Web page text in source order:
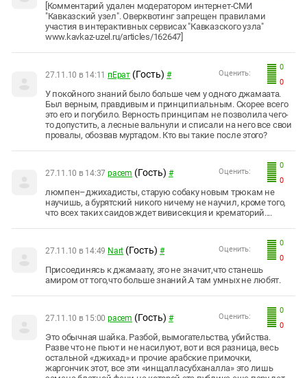
[Комментарий удален модератором интернет-СМИ
"Кавказский узел". Оверквотинг запрещен правилами
участия в интерактивных сервисах "Кавказского узла"
www.kavkaz-uzel.ru/articles/162647]
0
0
Оценить:
27.11.10 в 14:11 пЕрат (Гость) #
У покойного знаний было больше чем у одного джамаата.
Был верным, правдивым и принципиальным. Скорее всего
это его и погубило. Верность принципам не позволила чего-
то допустить, а лесные вальнули и списали на него все свои
провалы, обозвав муртадом. Кто вы такие после этого?
0
0
Оценить:
27.11.10 в 14:37 pacem (Гость) #
люмпен–джихадисты, старую собаку новым трюкам не
научишь, а бурятский никого ничему не научил, кроме того,
что всех таких саидов ждет вивисекция и крематорий....
0
0
Оценить:
27.11.10 в 14:49 Nart (Гость) #
Присоединясь к джамаату, это не значит,что станешь
амиром от того,что больше знаний.А там умных не любят.
0
0
Оценить:
27.11.10 в 15:00 pacem (Гость) #
Это обычная шайка. Разбой, вымогательства, убийства.
Разве что не пьют и не насилуют, вот и вся разница, весь
остальной «джихад» и прочие арабские примочки,
жаргончик этот, все эти «инщалласубханалла» это лишь